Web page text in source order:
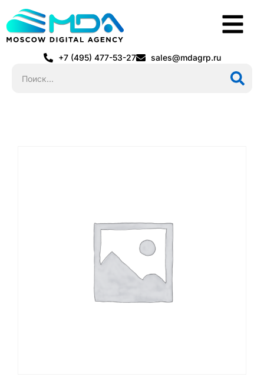
+7 (495) 477-53-27 sales@mdagrp.ru